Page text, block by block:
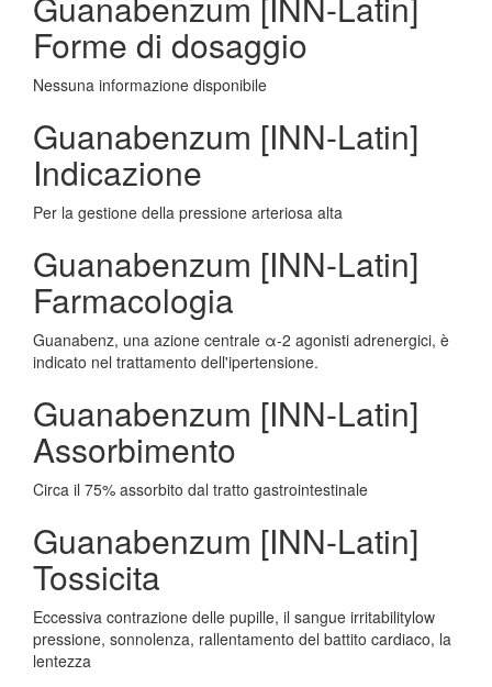
Forme di dosaggio
Nessuna informazione disponibile
Guanabenzum [INN-Latin]
Indicazione
Per la gestione della pressione arteriosa alta
Guanabenzum [INN-Latin]
Farmacologia
Guanabenz, una azione centrale α-2 agonisti adrenergici, è
indicato nel trattamento dell'ipertensione.
Guanabenzum [INN-Latin]
Assorbimento
Circa il 75% assorbito dal tratto gastrointestinale
Guanabenzum [INN-Latin]
Tossicita
Eccessiva contrazione delle pupille, il sangue irritabilitylow
pressione, sonnolenza, rallentamento del battito cardiaco, la
lentezza